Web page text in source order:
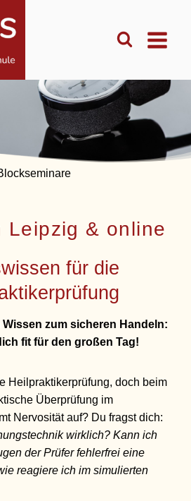
Leipzig & online
für die
zum sicheren Handeln:
fit für den großen Tag!
Heilpraktikerprüfung, doch beim
Überprüfung im
Nervosität auf? Du fragst dich:
wirklich? Kann ich
der Prüfer fehlerfrei eine
reagiere ich im simulierten